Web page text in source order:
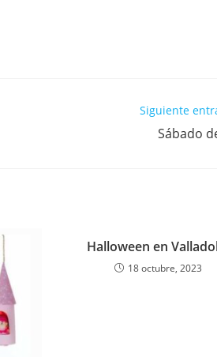
Siguiente
Sábado
Halloween en
18 octubre, 2023